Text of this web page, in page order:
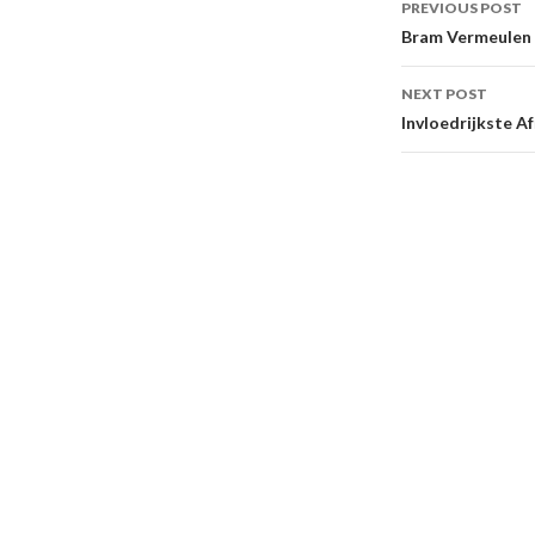
navigation
PREVIOUS POST
Bram Vermeulen
NEXT POST
Invloedrijkste